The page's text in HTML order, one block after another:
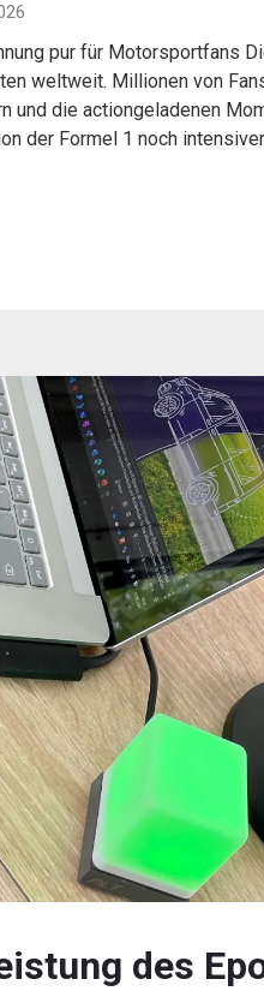
pur für Motorsportfans
weltweit. Millionen von
und die actiongeladenen
der Formel 1 noch
des